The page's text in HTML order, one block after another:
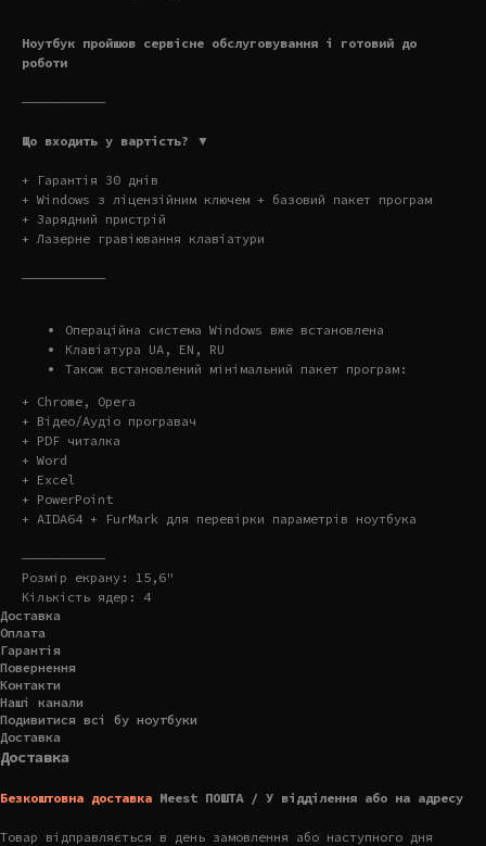
Ноутбук пройшов сервісне обслуговування і готовий до
роботи
———————————
Що входить у вартість? ▼
+ Гарантія 30 днів
+ Windows з ліцензійним ключем + базовий пакет програм
+ Зарядний пристрій
+ Лазерне гравіювання клавіатури
———————————
Операційна система Windows вже встановлена
Клавіатура UA, EN, RU
Також встановлений мінімальний пакет програм:
+ Chrome, Opera
+ Відео/Аудіо програвач
+ PDF читалка
+ Word
+ Excel
+ PowerPoint
+ AIDA64 + FurMark для перевірки параметрів ноутбука
———————————
Розмір екрану: 15,6"
Кількість ядер: 4
Доставка
Оплата
Гарантія
Повернення
Контакти
Наші канали
Подивитися всі бу ноутбуки
Доставка
Доставка
Безкоштовна доставка Meest ПОШТА / У відділення або на адресу
Товар відправляється в день замовлення або наступного дня